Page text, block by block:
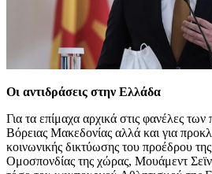
Οι αντιδράσεις στην Ελλάδα
Για τα επίμαχα αρχικά στις φανέλες
Βόρειας Μακεδονίας αλλά και για
κοινωνικής δικτύωσης του προέδρου
Ομοσπονδίας της χώρας, Μουάμεντ